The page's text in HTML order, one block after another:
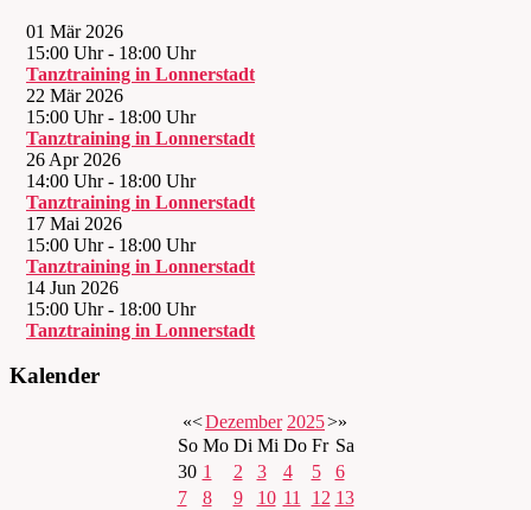
01 Mär 2026
15:00 Uhr- 18:00 Uhr
Tanztraining in Lonnerstadt
22 Mär 2026
15:00 Uhr- 18:00 Uhr
Tanztraining in Lonnerstadt
26 Apr 2026
14:00 Uhr- 18:00 Uhr
Tanztraining in Lonnerstadt
17 Mai 2026
15:00 Uhr- 18:00 Uhr
Tanztraining in Lonnerstadt
14 Jun 2026
15:00 Uhr- 18:00 Uhr
Tanztraining in Lonnerstadt
Kalender
«<Dezember 2025>»
So Mo Di Mi Do Fr Sa
30 1 2 3 4 5
6
7
8 9 10 11 12 13